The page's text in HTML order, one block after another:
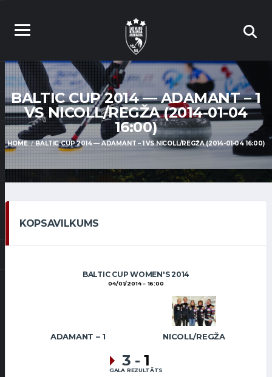
BALTIC CUP 2014 — ADAMANT – 1
VS NICOLL/REGŽA (2014-01-04
16:00)
HOME BALTIC CUP 2014 — ADAMANT – 1 VS NICOLL/REGŽA (2014-01-04 16:00)
KOPSAVILKUMS
BALTIC CUP WOMEN'S 2014
04/01/2014 16:00
ADAMANT – 1 NICOLL/REGŽA
3 - 1
GALA REZULTĀTS